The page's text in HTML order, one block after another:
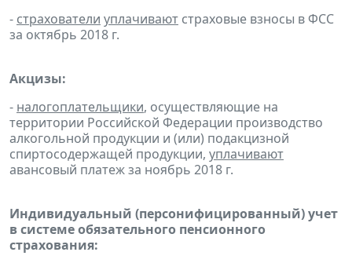
- страхователи уплачивают страховые взносы в ФСС
за октябрь 2018 г.
Акцизы:
- налогоплательщики, осуществляющие на
территории Российской Федерации производство
алкогольной продукции и (или) подакцизной
спиртосодержащей продукции, уплачивают
авансовый платеж за ноябрь 2018 г.
Индивидуальный (персонифицированный) учет
в системе обязательного пенсионного
страхования: